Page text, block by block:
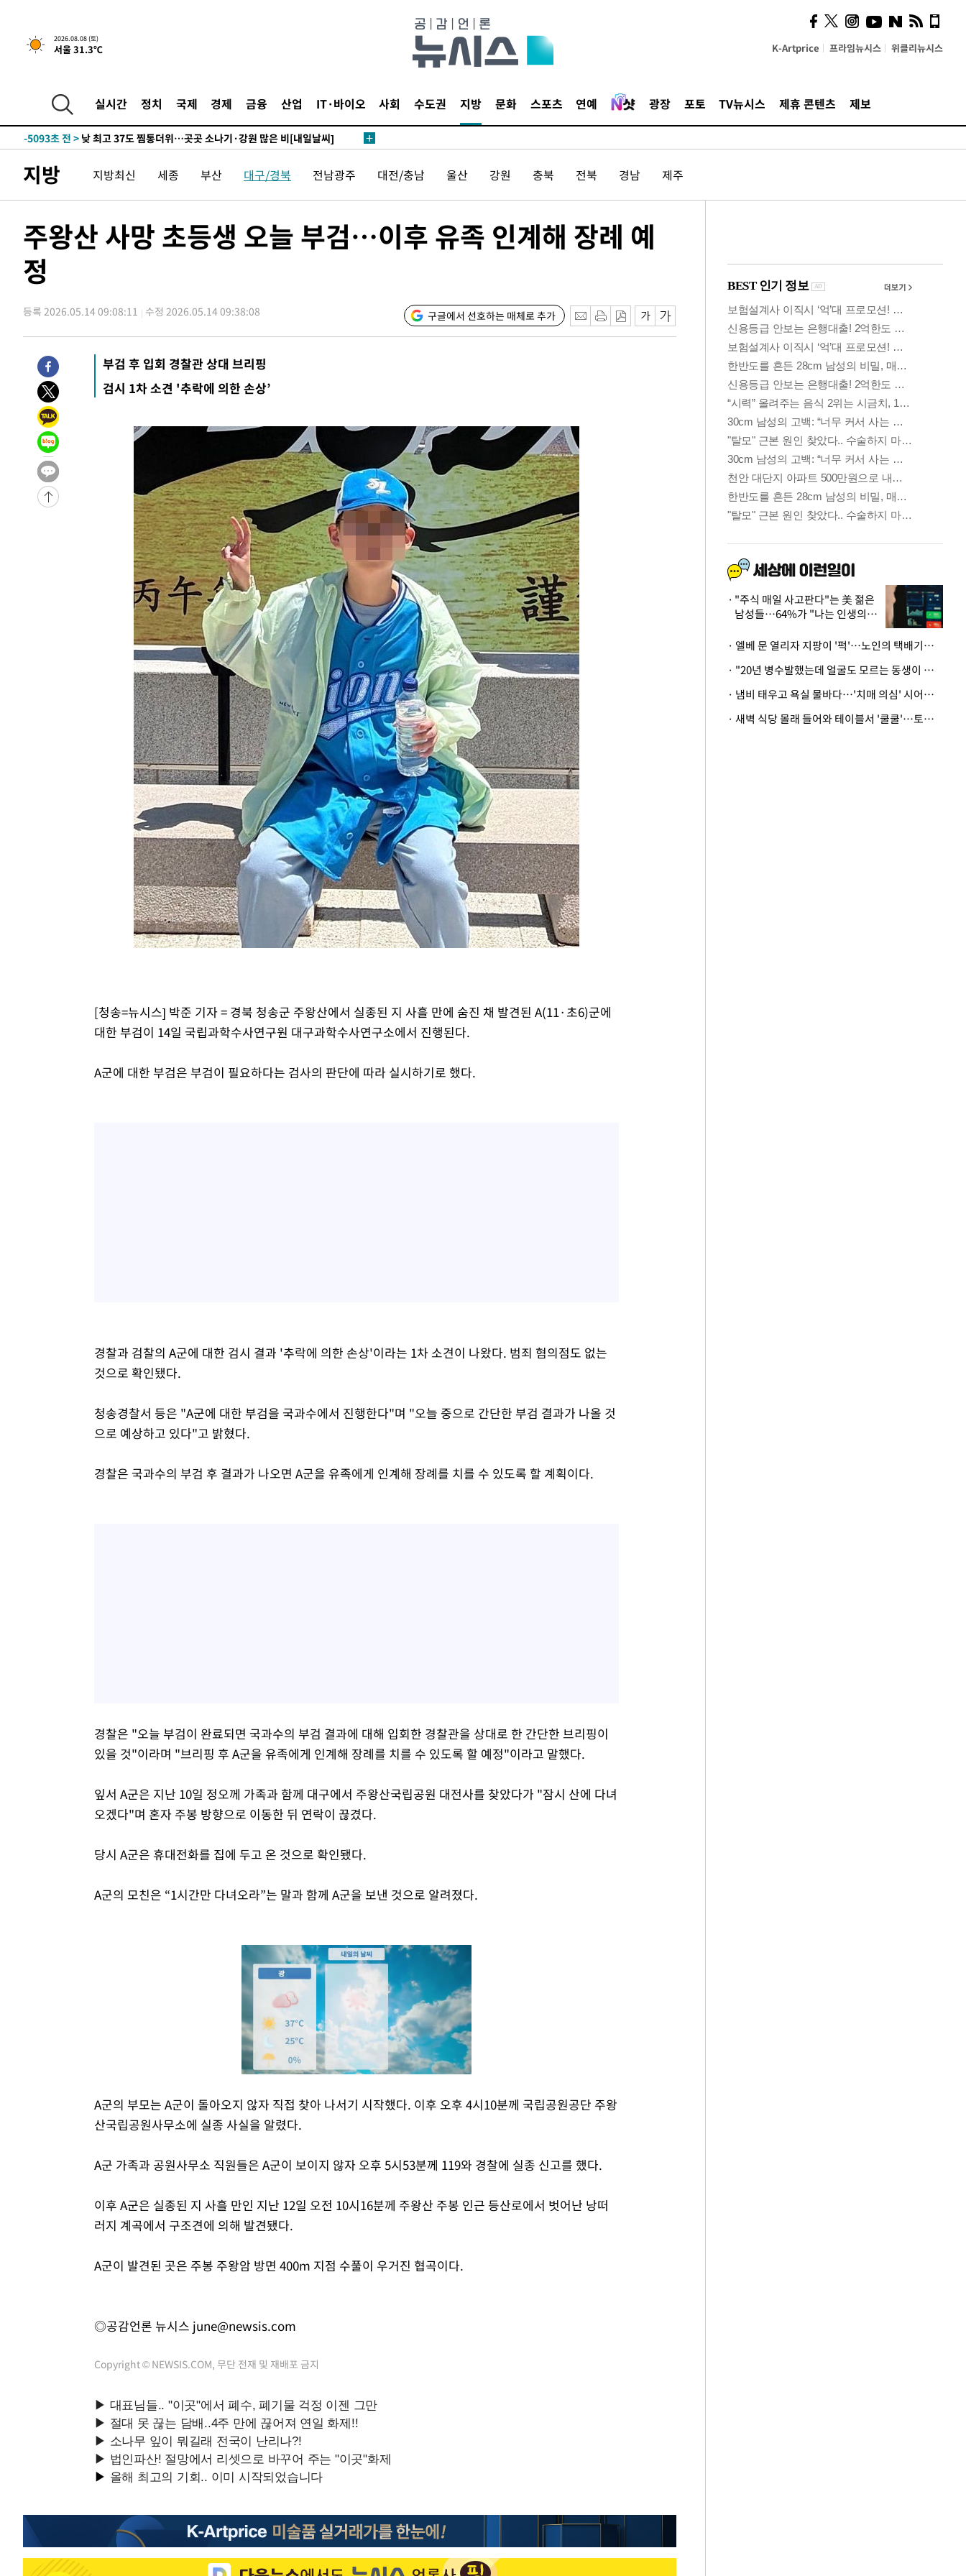
2026.08.08 (토)
서울 31.3℃ K-Artprice 프라임뉴시스 위클리뉴시스
실시간 정치 국제 경제 금융 산업 IT·바이오 사회 수도권 지방 문화 스포츠 연예 광장 포토 TV뉴시스 제휴 콘텐츠 제보
실천"
-15627초 전 >이란, "오만과 '중앙 단일 루트' 합의…북쪽 인바운드·남쪽 아웃바
운드는 임시"
-7195초 전 >"낮 기온 소폭 하락"…수도권 폭염중대경보, 폭염경보로 하향
-7122초 전 >
[단독]중수청 지원 검사들, 정원 초과 시 낮은 계급 임용…희망지 못
-5093초 전 >
-3399초 전 > SK하이닉스, 용인·청주 팹에 54조 투자…"AI 메모리 수요 선제 대
8분 전 > 외국인 심판 성 접대 7경기 들여다보니…한국 축구 '5승 2무'
12분 전 >[속보]코스닥, 2.86포인트(0.36%) 내린 798.81마감
13분 전 >[속보]원·달러 환율, 7.7원 내린 1416.1원 마감
15분 전 >
1시간 전 >
1시간 전 >11시간 압수수색에 성접대 파문까지…'쑥대밭' 된 축구협회
1시간 전 >[속보]규제합리화위원회 부위원장에 김태유 서울대 공대 교수…이병태
후임
-24112초 전 >
이강인, 폭염 속 AT마드리드 첫 훈련…80명 식사 대접까지(종합)
-21251초 전 >
미 사업체 일자리, 7월에 2.3만개 순감하고 그 전 2개월 10.3만개
하향수정 (2보)
-20699초 전 >
[속보] 미 사업체, 일자리 7월에 2.3만 개 줄어…실업률은 4.1%로
-16562초 전 >
실천"
-15647초 전 >
이란, "오만과 '중앙 단일 루트' 합의…북쪽 인바운드·남쪽 아웃바
운드는 임시"
-7215초 전 >
"낮 기온 소폭 하락"…수도권 폭염중대경보, 폭염경보로 하향
-7179초 전 >
[속보]이 대통령, '호우피해' 안동·의성 관할 4개 면 특별재난지역 선
-7142초 전 >
[단독]중수청 지원 검사들, 정원 초과 시 낮은 계급 임용…희망지 못
낮 최고 37도 찜통더위…곳곳 소나기·강원 많은 비[내일날씨]
SK하이닉스, 용인·청주 팹에 54조 투자…"AI 메모리 수요 선제 대
여자배구 이재영·이다영 자매, 아제르바이잔 투란VC 입단
외국인 심판 성 접대 7경기 들여다보니…한국 축구 '5승 2무'
[속보]코스닥, 2.86포인트(0.36%) 내린 798.81마감
[속보]코스피, 6200선 약보합…0.60% 내린 6258.77에 마쳐
[속보]원·달러 환율, 7.7원 내린 1416.1원 마감
[속보] 노원서 40.1도 관측…서울, 2018년 이후 첫 40도
[속보]종합특검, '계엄 수용공간 확보' 신용해 前교정본부장 기소
외신들도 주목한 韓축구 파문…"국민적 공분에 수사 재개"
11시간 압수수색에 성접대 파문까지…'쑥대밭' 된 축구협회
[속보]규제합리화위원회 부위원장에 김태유 서울대 공대 교수…이병태
지방 지방최신 세종 부산 대구/경북 전남광주 대전/충남 울산 강원 충북 전북 경남 제주
주왕산 사망 초등생 오늘 부검…이후 유족 인계해 장례 예
정
등록 2026.05.14 09:08:11 수정 2026.05.14 09:38:08 구글에서 선호하는 매체로 추가
부검 후 입회 경찰관 상대 브리핑
검시 1차 소견 '추락에 의한 손상’
[청송=뉴시스] 박준 기자 = 경북 청송군 주왕산에서 실종된 지 사흘 만에 숨진 채 발견된 A(11·초6)군에
대한 부검이 14일 국립과학수사연구원 대구과학수사연구소에서 진행된다.
A군에 대한 부검은 부검이 필요하다는 검사의 판단에 따라 실시하기로 했다.
경찰과 검찰의 A군에 대한 검시 결과 '추락에 의한 손상'이라는 1차 소견이 나왔다. 범죄 혐의점도 없는
것으로 확인됐다.
청송경찰서 등은 "A군에 대한 부검을 국과수에서 진행한다"며 "오늘 중으로 간단한 부검 결과가 나올 것
으로 예상하고 있다"고 밝혔다.
경찰은 국과수의 부검 후 결과가 나오면 A군을 유족에게 인계해 장례를 치를 수 있도록 할 계획이다.
경찰은 "오늘 부검이 완료되면 국과수의 부검 결과에 대해 입회한 경찰관을 상대로 한 간단한 브리핑이
있을 것"이라며 "브리핑 후 A군을 유족에게 인계해 장례를 치를 수 있도록 할 예정"이라고 말했다.
잎서 A군은 지난 10일 정오께 가족과 함께 대구에서 주왕산국립공원 대전사를 찾았다가 "잠시 산에 다녀
오겠다"며 혼자 주봉 방향으로 이동한 뒤 연락이 끊겼다.
당시 A군은 휴대전화를 집에 두고 온 것으로 확인됐다.
A군의 모친은 “1시간만 다녀오라”는 말과 함께 A군을 보낸 것으로 알려졌다.
A군의 부모는 A군이 돌아오지 않자 직접 찾아 나서기 시작했다. 이후 오후 4시10분께 국립공원공단 주왕
산국립공원사무소에 실종 사실을 알렸다.
A군 가족과 공원사무소 직원들은 A군이 보이지 않자 오후 5시53분께 119와 경찰에 실종 신고를 했다.
이후 A군은 실종된 지 사흘 만인 지난 12일 오전 10시16분께 주왕산 주봉 인근 등산로에서 벗어난 낭떠
러지 계곡에서 구조견에 의해 발견됐다.
A군이 발견된 곳은 주봉 주왕암 방면 400m 지점 수풀이 우거진 협곡이다.
◎공감언론 뉴시스 june@newsis.com
Copyright © NEWSIS.COM, 무단 전재 및 재배포 금지
시, 스마트폰 액세서리에
NFC 더했다
"주식 매일 사고판다"는 美 젊은
남성들…64%가 "나는 인생의
· 엘베 문 열리자 지팡이 '퍽'…노인의 택배기사 폭행 이유
· "20년 병수발했는데 얼굴도 모르는 동생이 유산 절반을"…배다른 형제 상속권 있을까
· 냄비 태우고 욕실 물바다…'치매 의심' 시어머니 검사 권유했다가 '날벼락'
· 새벽 식당 몰래 들어와 테이블서 '쿨쿨'…토사물 남기고 사라진 남성